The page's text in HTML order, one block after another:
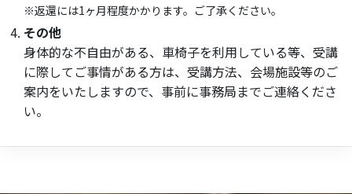
※返還には1ヶ月程度かかります。ご了承ください。
その他
身体的な不自由がある、車椅子を利用している等、受講
に際してご事情がある方は、受講方法、会場施設等のご
案内をいたしますので、事前に事務局までご連絡くださ
い。